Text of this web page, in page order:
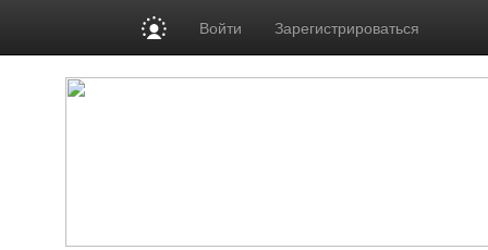
Войти Зарегистрироваться